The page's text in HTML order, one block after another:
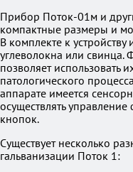
Прибор Поток-01м и
компактные размеры и
В комплекте к
углеволокна или свинца.
позволяет использовать
патологического
аппарате имеется
осуществлять
кнопок.
Существует несколько
гальванизации Поток 1: